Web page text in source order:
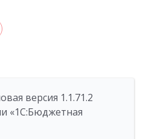
версия 1.1.71.2
«1C:Бюджетная